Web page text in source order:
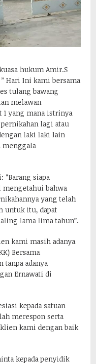
hukum Amir.S
Hari Ini kami bersama
tulang bawang
melawan
1 yang mana istrinya
lagi atau
laki laki lain
menggala
“Barang siapa
mengetahui bahwa
yang telah
untuk itu, dapat
lama lima tahun”.
kami masih adanya
Bersama
tanpa adanya
Ernawati di
kepada satuan
merespon serta
kami dengan baik
kepada penyidik